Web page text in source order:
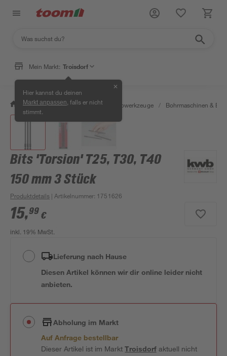
Mein Markt: Troisdorf
Hier kannst du deinen
Markt anpassen , falls er nicht
stimmt.
✕
/ Werkstatt & Maschinen / Elektrowerkzeuge / Bohrmaschinen &
Bits 'Torsion' T25, T30, T40
150 mm 3 Stück
Produktdetails | Artikelnummer: 1751626
15,99 €
inkl. 19% MwSt.
Lieferung nach Hause
Diesen Artikel können wir dir online leider nicht
anbieten.
Abholung im Markt
Auf Anfrage bestellbar
Dieser Artikel ist im MarktTroisdorfaktuell nicht